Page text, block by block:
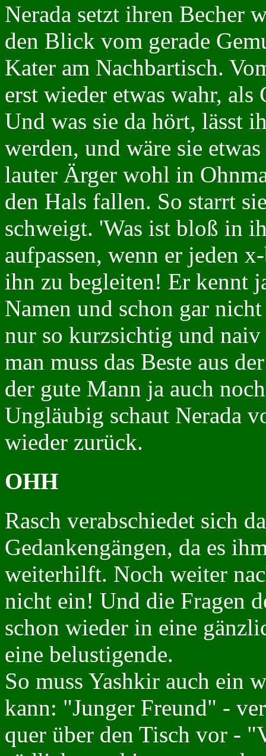
Nerada setzt ihren Becher
den Blick vom gerade
Kater am Nachbartisch.
erst wieder etwas wahr,
Und was sie da hört, lässt
werden, und wäre sie
lauter Ärger wohl in
den Hals fallen. So starrt
schweigt. 'Was ist bloß in
aufpassen, wenn er jeden
ihn zu begleiten! Er kennt
Namen und schon gar
nur so kurzsichtig und naiv
man muss das Beste aus
der gute Mann ja auch
Ungläubig schaut Nerada
wieder zurück.
OHH
Rasch verabschiedet sich
Gedankengängen, da es
weiterhilft. Noch weiter
nicht ein! Und die Fragen
schon wieder in eine
eine belustigende.
So muss Yashkir auch ein
kann: "Junger Freund" -
quer über den Tisch vor -